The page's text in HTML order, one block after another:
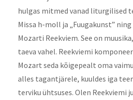
hulgas mitmed vanad liturgilised
Missa h-moll ja „Fuugakunst”
Mozarti Reekviem. See on
taeva vahel. Reekviemi
Mozart seda kõigepealt oma
alles tagantjärele, kuuldes iga
terviku ühtsuses. Olen Reekviemi